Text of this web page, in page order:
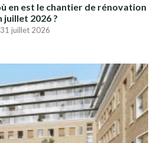
en est le chantier de rénovation
juillet 2026 ?
31 juillet 2026